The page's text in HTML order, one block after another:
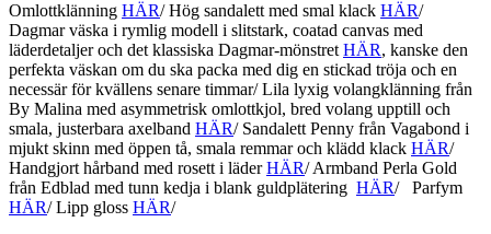
Omlottklänning HÄR/ Hög sandalett med smal klack HÄR/
Dagmar väska i rymlig modell i slitstark, coatad canvas med
läderdetaljer och det klassiska Dagmar-mönstret HÄR, kanske den
perfekta väskan om du ska packa med dig en stickad tröja och en
necessär för kvällens senare timmar/ Lila lyxig volangklänning från
By Malina med asymmetrisk omlottkjol, bred volang upptill och
smala, justerbara axelband HÄR/ Sandalett Penny från Vagabond i
mjukt skinn med öppen tå, smala remmar och klädd klack HÄR/
Handgjort hårband med rosett i läderHÄR/ Armband Perla Gold
från Edblad med tunn kedja i blank guldplätering HÄR/ Parfym
HÄR/ Lipp gloss HÄR/